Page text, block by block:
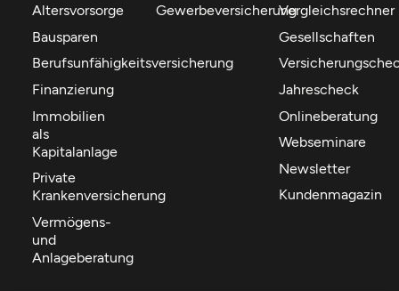
Altersvorsorge
Bausparen
Berufsunfähigkeitsversicherung
Finanzierung
Immobilien
als
Kapitalanlage
Private
Krankenversicherung
Vermögens-
und
Anlageberatung
GewerbeversicherungVergleichsrechner
Gesellschaften
Jahrescheck
Onlineberatung
Webseminare
Newsletter
Kundenmagazin